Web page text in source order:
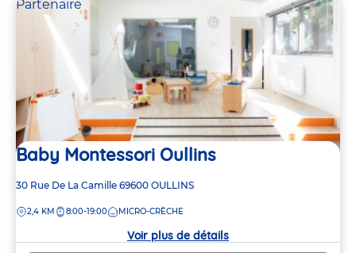
Partenaire
Baby Montessori Oullins
Adresse
la
30 Rue De La Camille 69600 OULLINS
DISTANCE
2,4 KM 8:00-19:00 MICRO-CRÈCHE
Voir plus de détails
4
2
4
2